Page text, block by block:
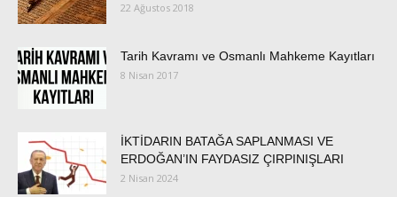
22 Ağustos 2018
Tarih Kavramı ve Osmanlı Mahkeme Kayıtları
8 Nisan 2017
İKTİDARIN BATAĞA SAPLANMASI VE
ERDOĞAN’IN FAYDASIZ ÇIRPINIŞLARI
2 Nisan 2024